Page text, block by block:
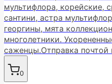
мультифлора, корейские,
сантини, астра
георгины, мята
многолетники.
саженцы.Отправка почтой
0